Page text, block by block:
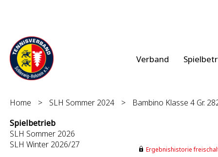
Verband
Home > SLH Sommer 2024 >
Bambino Klasse 4 Gr.
Spielbetrieb
SLH Sommer 2026
SLH Winter 2026/27
Ergebnishistorie